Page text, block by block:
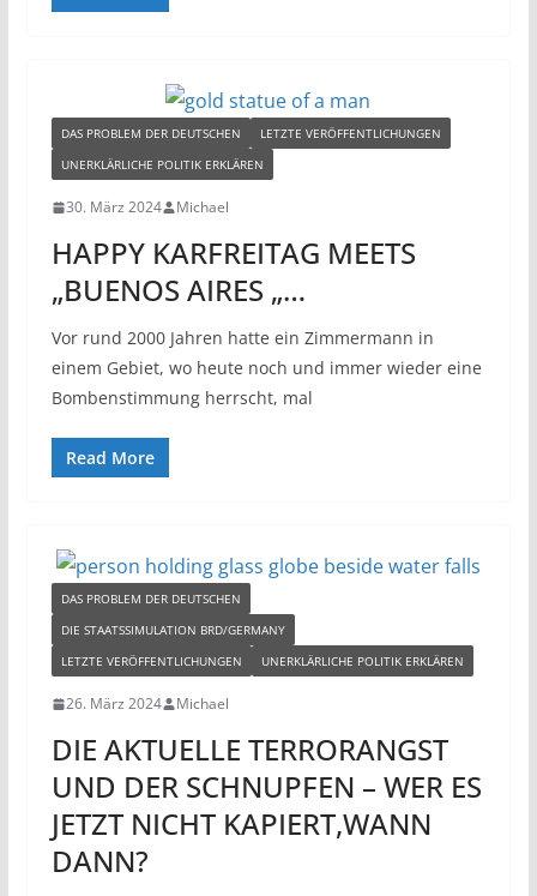
DAS PROBLEM DER DEUTSCHEN
LETZTE VERÖFFENTLICHUNGEN
UNERKLÄRLICHE POLITIK ERKLÄREN
30. März 2024 Michael
HAPPY KARFREITAG MEETS
„BUENOS AIRES „…
Vor rund 2000 Jahren hatte ein Zimmermann in
einem Gebiet, wo heute noch und immer wieder eine
Bombenstimmung herrscht, mal
Read More
DAS PROBLEM DER DEUTSCHEN
DIE STAATSSIMULATION BRD/GERMANY
LETZTE VERÖFFENTLICHUNGEN
UNERKLÄRLICHE POLITIK ERKLÄREN
26. März 2024 Michael
DIE AKTUELLE TERRORANGST
UND DER SCHNUPFEN – WER ES
JETZT NICHT KAPIERT,WANN
DANN?